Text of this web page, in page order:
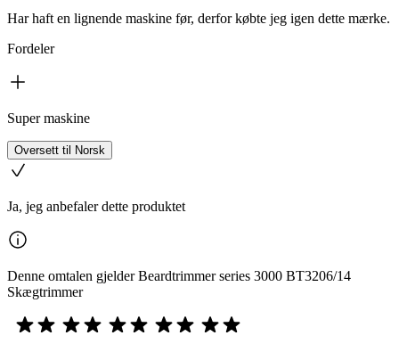
Har haft en lignende maskine før, derfor købte jeg igen dette mærke.
Fordeler
Super maskine
Oversett til Norsk
Ja, jeg anbefaler dette produktet
Denne omtalen gjelder Beardtrimmer series 3000 BT3206/14
Skægtrimmer